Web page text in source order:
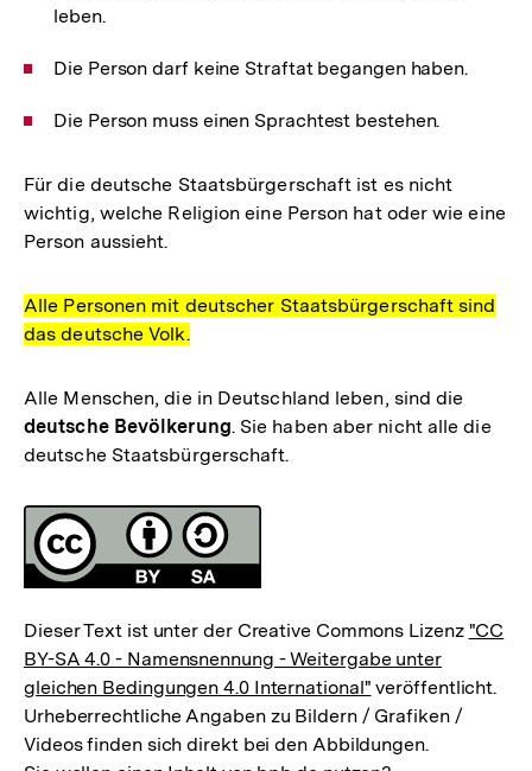
leben.
Die Person darf keine Straftat begangen haben.
Die Person muss einen Sprachtest bestehen.
Für die deutsche Staatsbürgerschaft ist es nicht
wichtig, welche Religion eine Person hat oder wie eine
Person aussieht.
Alle Personen mit deutscher Staatsbürgerschaft sind
das deutsche Volk.
Alle Menschen, die in Deutschland leben, sind die
deutsche Bevölkerung. Sie haben aber nicht alle die
deutsche Staatsbürgerschaft.
Fussnoten
Lizenz
Dieser Text ist unter der Creative Commons Lizenz "CC
BY-SA 4.0 - Namensnennung - Weitergabe unter
gleichen Bedingungen 4.0 International" veröffentlicht.
Urheberrechtliche Angaben zu Bildern / Grafiken /
Videos finden sich direkt bei den Abbildungen.